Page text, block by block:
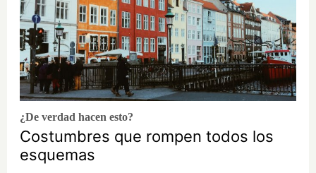
¿De verdad hacen esto?
Costumbres que rompen todos los
esquemas